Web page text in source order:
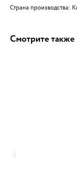
Страна производства:
Смотрите также